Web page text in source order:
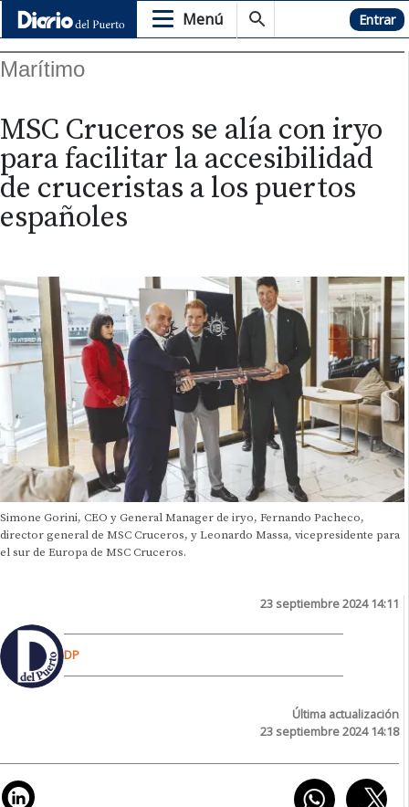
Menú Hemeroteca Entrar
Marítimo
MSC Cruceros se alía con iryo
para facilitar la accesibilidad
de cruceristas a los puertos
españoles
Simone Gorini, CEO y General Manager de iryo, Fernando Pacheco,
director general de MSC Cruceros, y Leonardo Massa, vicepresidente para
el sur de Europa de MSC Cruceros.
23 septiembre 2024 14:11
DP
Última actualización
23 septiembre 2024 14:18